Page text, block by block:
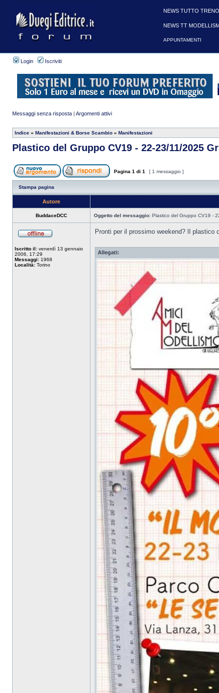
Login Iscriviti
Messaggi senza risposta | Argomenti attivi
Indice » Manifestazioni & Borse Scambio » Manifestazioni
Plastico del Gruppo CV19 - 22-23/11/2025
Pagina 1 di 1 [ 1 messaggio ]
Stampa pagina
Autore
BuddaceDCC Oggetto del messaggio: Plastico del Gruppo CV19 -
Iscritto il: venerdì 13 gennaio
2006, 17:29
Messaggi: 1968
Località: Torino
Pronti per il prossimo weekend? Il plastico
Allegati:
NEWS TUTTO
NEWS TT
APPUNTAMENTI